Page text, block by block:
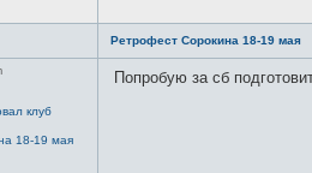
клуб
18-19 мая
Ретрофест Сорокина 18-19 мая
Попробую за сб